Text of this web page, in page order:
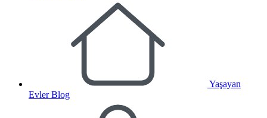
Yaşayan
Evler Blog